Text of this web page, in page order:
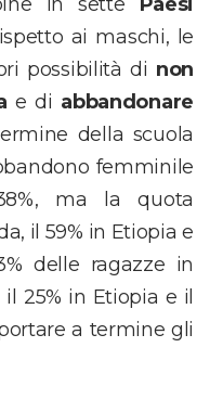
ai maschi, le
possibilità di non
e di abbandonare
della scuola
femminile
ma la quota
il 59% in Etiopia e
delle ragazze in
25% in Etiopia e il
a termine gli